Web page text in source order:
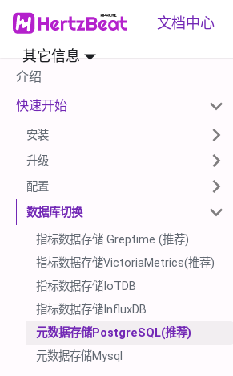
文档中心
其它信息
介绍
快速开始
安装
升级
配置
数据库切换
指标数据存储 Greptime (推荐)
指标数据存储VictoriaMetrics(推荐)
指标数据存储IoTDB
指标数据存储InfluxDB
元数据存储PostgreSQL(推荐)
元数据存储Mysql